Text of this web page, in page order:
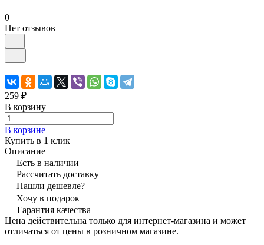
0
Нет отзывов
259 ₽
В корзину
В корзине
Купить в 1 клик
Описание
Есть в наличии
Рассчитать доставку
Нашли дешевле?
Хочу в подарок
Гарантия качества
Цена действительна только для интернет-магазина и может
отличаться от цены в розничном магазине.